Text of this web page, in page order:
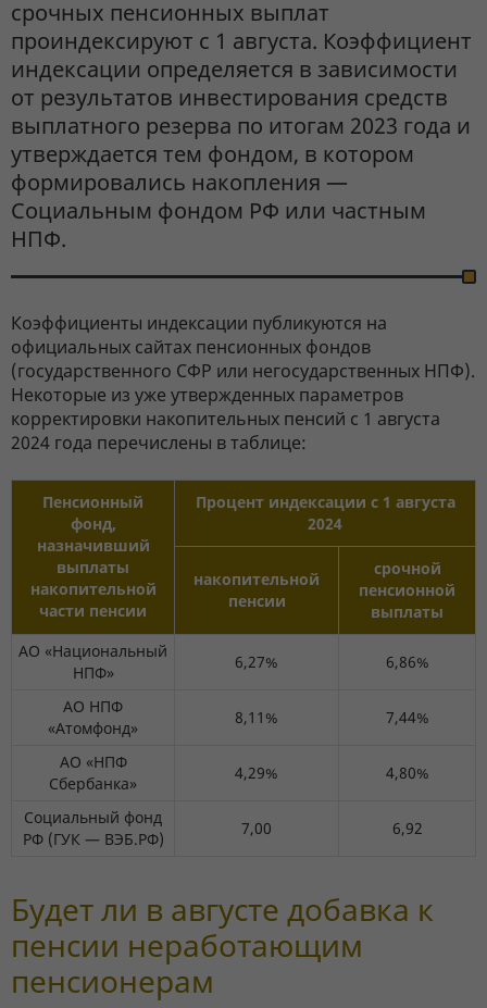
срочных пенсионных выплат
проиндексируют с 1 августа. Коэффициент
индексации определяется в зависимости
от результатов инвестирования средств
выплатного резерва по итогам 2023 года и
утверждается тем фондом, в котором
формировались накопления —
Социальным фондом РФ или частным
НПФ.
Коэффициенты индексации публикуются на
официальных сайтах пенсионных фондов
(государственного СФР или негосударственных НПФ).
Некоторые из уже утвержденных параметров
корректировки накопительных пенсий с 1 августа
2024 года перечислены в таблице:
Пенсионный
фонд,
назначивший
выплаты
накопительной
части пенсии
Процент индексации с 1 августа
2024
накопительной
пенсии
срочной
пенсионной
выплаты
АО «Национальный
НПФ»
6,27% 6,86%
АО НПФ
«Атомфонд»
8,11% 7,44%
АО «НПФ
Сбербанка»
4,29% 4,80%
Социальный фонд
РФ (ГУК — ВЭБ.РФ)
7,00 6,92
Будет ли в августе добавка к
пенсии неработающим
пенсионерам